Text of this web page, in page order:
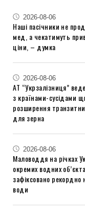
2026-08-06
Наші пасічники не
мед, а чекатимуть
ціни, – думка
2026-08-06
АТ “Укрзалізниця”
з країнами-сусідами
розширення
для зерна
2026-08-06
Маловоддя на річках
окремих водних
зафіксовано рекордно
води